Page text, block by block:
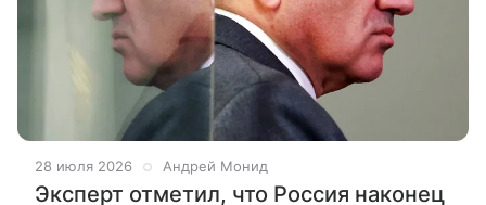
28 июля 2026 Андрей Монид
Эксперт отметил, что Россия наконец